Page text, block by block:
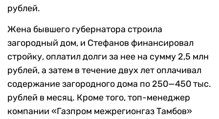
рублей.
Жена бывшего губернатора строила
загородный дом, и Стефанов финансировал
стройку, оплатил долги за нее на сумму 2,5 млн
рублей, а затем в течение двух лет оплачивал
содержание загородного дома по 250—450 тыс.
рублей в месяц. Кроме того, топ-менеджер
компании «Газпром межрегионгаз Тамбов»